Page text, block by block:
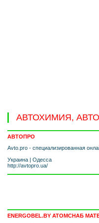
АВТОХИМИЯ,
АВТОПРО
Avto.pro - специализированная
Украина | Одесса
http://avtopro.ua/
ENERGOBEL.BY АТОМСНАБ